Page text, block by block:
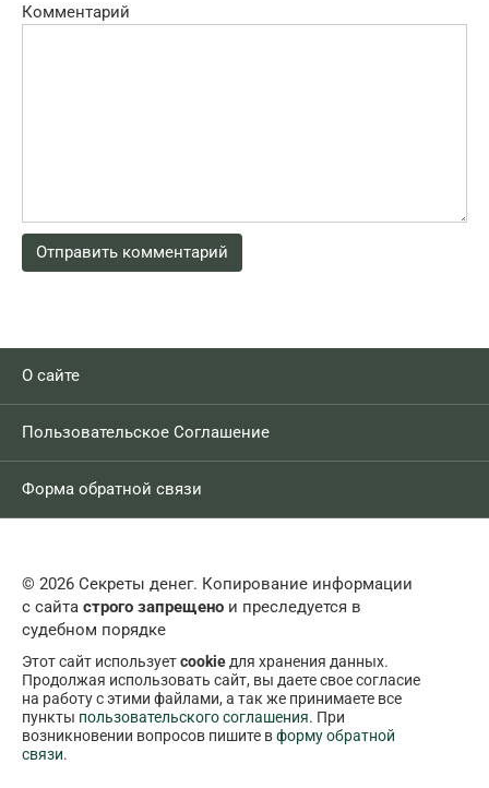
Комментарий
О сайте
Пользовательское Соглашение
Форма обратной связи
© 2026 Секреты денег. Копирование информации
с сайта строго запрещено и преследуется в
судебном порядке
Этот сайт используетcookie для хранения данных.
Продолжая использовать сайт, вы даете свое согласие
на работу с этими файлами, а так же принимаете все
пункты пользовательского соглашения. При
возникновении вопросов пишите вформу обратной
связи.